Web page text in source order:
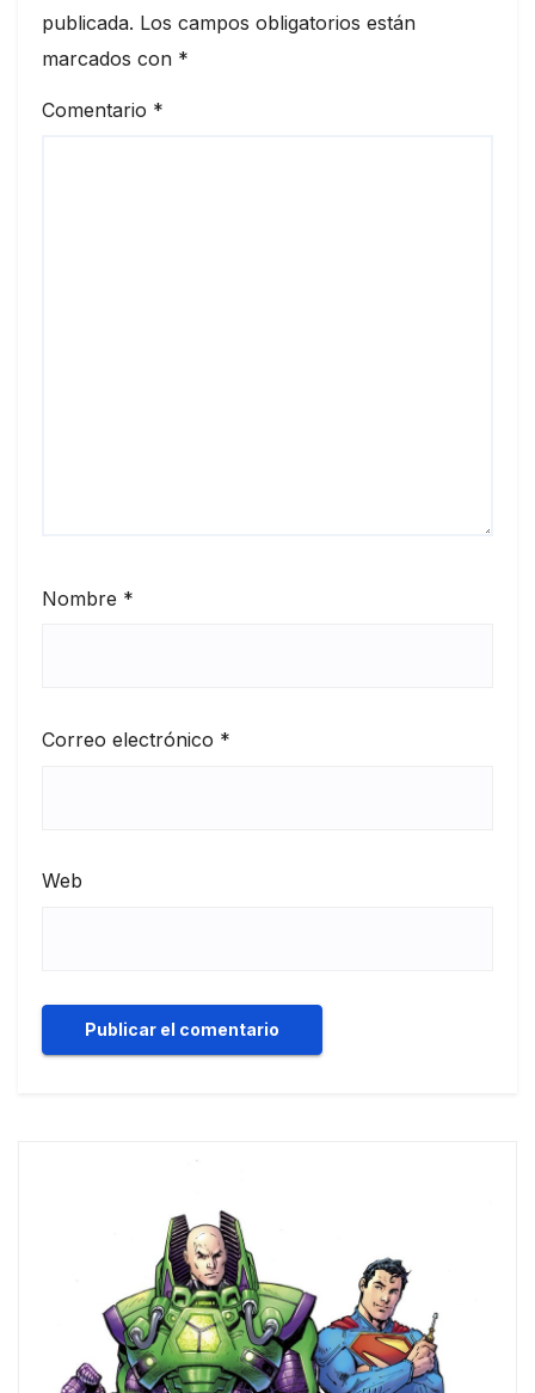
publicada. Los campos obligatorios están
marcados con *
Comentario *
Nombre *
Correo electrónico *
Web